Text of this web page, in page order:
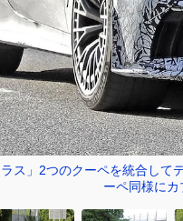
ラス」2つのクーペを統合し
ーペ同様に